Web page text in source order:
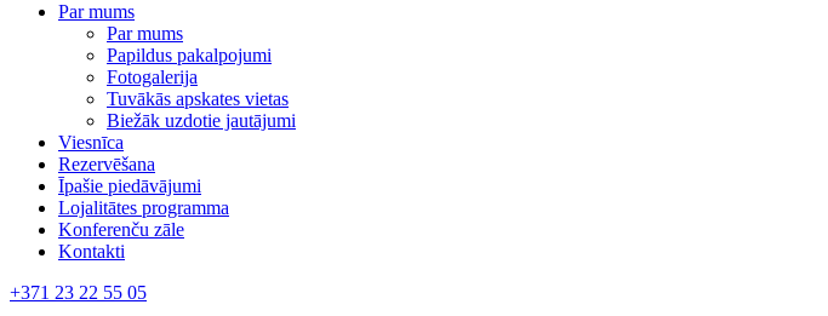
Par mums
Par mums
Papildus pakalpojumi
Fotogalerija
Tuvākās apskates vietas
Biežāk uzdotie jautājumi
Viesnīca
Rezervēšana
Īpašie piedāvājumi
Lojalitātes programma
Konferenču zāle
Kontakti
+371 23 22 55 05